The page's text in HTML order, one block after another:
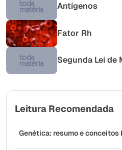
Antígenos
Fator Rh
Segunda Lei de
Leitura Recomendada
Genética: resumo e